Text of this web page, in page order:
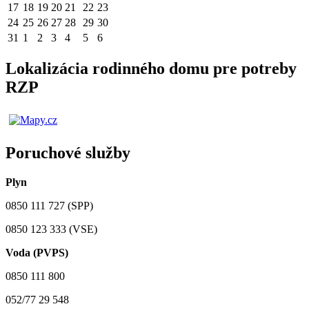
17 18 19 20 21 22 23
24 25 26 27 28 29 30
31 1 2 3 4 5 6
Lokalizácia rodinného domu pre potreby
RZP
Poruchové služby
Plyn
0850 111 727 (SPP)
0850 123 333 (VSE)
Voda (PVPS)
0850 111 800
052/77 29 548